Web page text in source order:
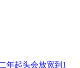
年起头会放宽到1